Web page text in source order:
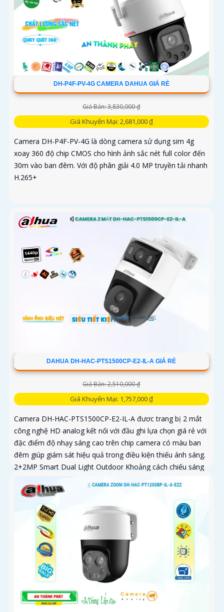
DH-P4F-PV-4G CAMERA DAHUA GIÁ RẺ
Giá Bán: 3,830,000 ₫
Giá Khuyến Mại: 2,681,000 ₫
Camera DH-P4F-PV-4G là dòng camera sử dụng sim 4g
xoay 360 độ chip CMOS cho hình ảnh sắc nét full color đến
30m vào ban đêm. Với độ phân giải 4.0 MP truyền tải nhanh
H.265+
DAHUA DH-HAC-PTS1500CP-E2-IL-A GIÁ RẺ
Giá Bán: 2,510,000 ₫
Giá Khuyến Mại: 1,757,000 ₫
Camera DH-HAC-PTS1500CP-E2-IL-A đươc trang bị 2 mắt
công nghệ HD analog kết nối với đầu ghi lựa chọn giá rẻ với
đặc điểm độ nhạy sáng cao trên chip camera có màu ban
đêm giúp giám sát hiệu quả trong điều kiện thiếu ánh sáng.
2+2MP Smart Dual Light Outdoor Khoảng cách chiếu sáng